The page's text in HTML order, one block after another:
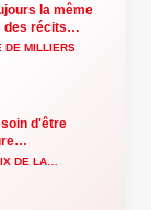
la même
des récits…
DE MILLIERS
d'être
DE LA…